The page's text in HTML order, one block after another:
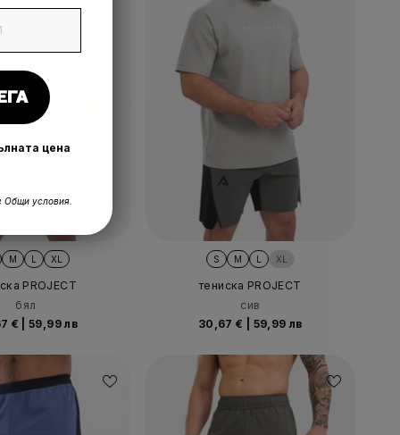
M XL
PROJECT
бял
€
59,99 лв
S M XL
тениска PROJECT
сив
30,67 €
59,99 лв
цена
Общи условия.